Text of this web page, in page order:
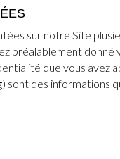
sur notre Site
préalablement
que vous avez
des informations